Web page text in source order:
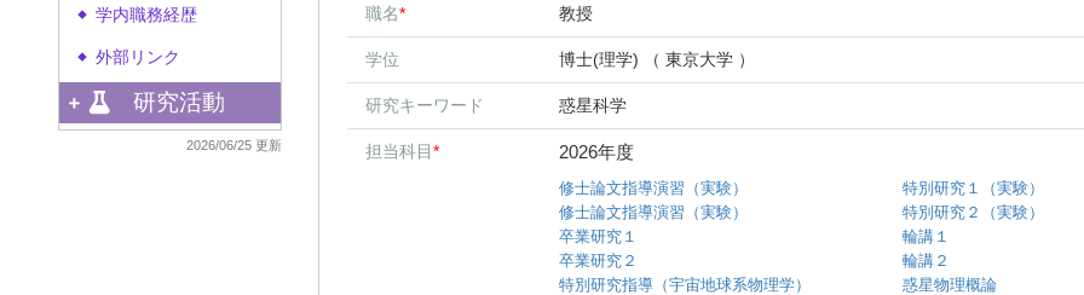
◆ 学内職務経歴
◆ 外部リンク
研究活動
2026/06/25 更新
職名* 教授
学位 博士(理学) （ 東京大学 ）
研究キーワード 惑星科学
担当科目* 2026年度
修士論文指導演習（実験）
修士論文指導演習（実験）
卒業研究１
卒業研究２
特別研究指導（宇宙地球系物理学）
特別研究１（実験）
特別研究２（実験）
輪講１
輪講２
惑星物理概論